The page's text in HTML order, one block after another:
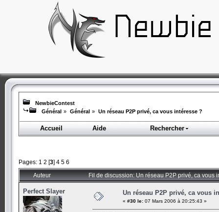
NewbieContest
Général » Général » Un réseau P2P privé, ca vous intéresse ?
Accueil Aide Rechercher
Pages: 1 2 [3] 4 5 6
Auteur Fil de discussion: Un réseau P2P privé, ca vous
Perfect Slayer Un réseau P2P privé, ca vous
« #30 le: 07 Mars 2006 à 20:25:43 »